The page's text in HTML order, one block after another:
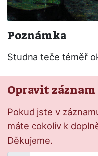
Poznámka
Studna teče téměř
Opravit záznam
Pokud jste v
máte cokoliv k
Děkujeme.